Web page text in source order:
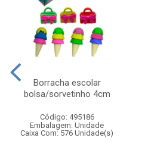
Borracha escolar
bolsa/sorvetinho 4cm
Código: 495186
Embalagem: Unidade
Caixa Com: 576 Unidade(s)